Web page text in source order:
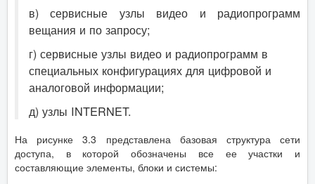
в) сервисные узлы видео и радиопрограмм
вещания и по запросу;
г) сервисные узлы видео и радиопрограмм в
специальных конфигурациях для цифровой и
аналоговой информации;
д) узлы INTERNET.
На рисунке 3.3 представлена базовая структура сети
доступа, в которой обозначены все ее участки и
составляющие элементы, блоки и системы: